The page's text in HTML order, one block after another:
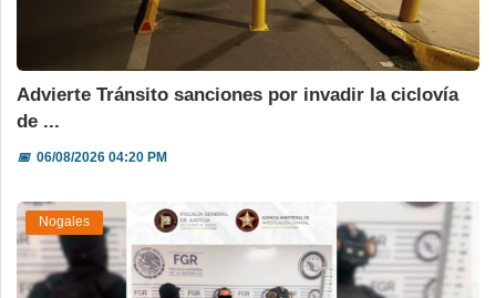
Advierte Tránsito sanciones por invadir la ciclovía
de ...
📅06/08/2026 04:20 PM
Nogales